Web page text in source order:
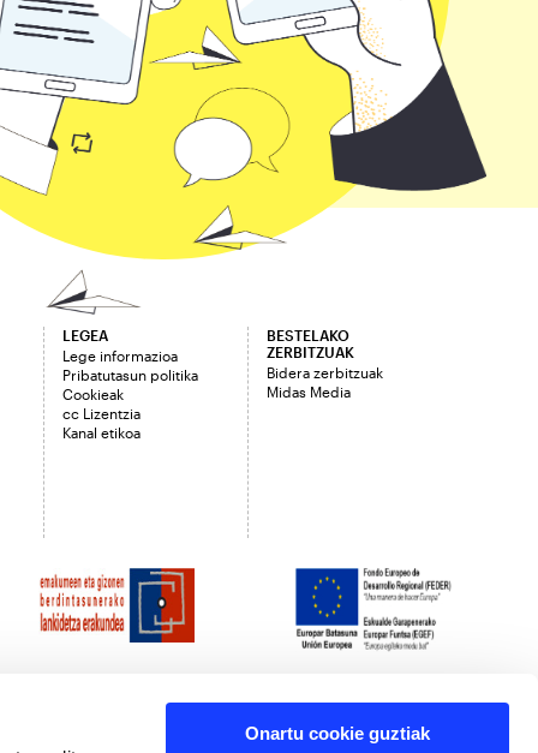
Onartu cookie guztiak
LEGEA
Lege informazioa
Pribatutasun politika
Cookieak
cc Lizentzia
Kanal etikoa
BESTELAKO
ZERBITZUAK
Bidera zerbitzuak
Midas Media